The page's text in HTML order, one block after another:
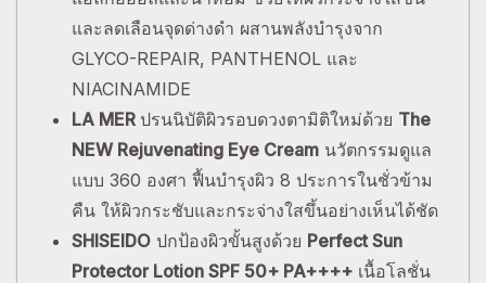
และลดเลือนจุดด่างดำ ผสานพลังบำรุงจาก
GLYCO-REPAIR, PANTHENOL และ
NIACINAMIDE
LA MER ปรนนิบัติผิวรอบดวงตามิติใหม่ด้วย The
NEW Rejuvenating Eye Cream นวัตกรรมดูแล
แบบ 360 องศา ฟื้นบำรุงผิว 8 ประการในชั่วข้าม
คืน ให้ผิวกระชับและกระจ่างใสขึ้นอย่างเห็นได้ชัด
SHISEIDO ปกป้องผิวขั้นสูงด้วย Perfect Sun
Protector Lotion SPF 50+ PA++++ เนื้อโลชั่น